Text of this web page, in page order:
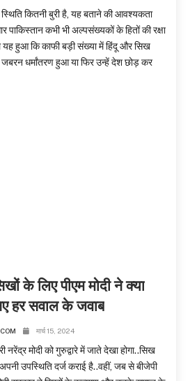
कितनी बुरी है, यह बताने की आवश्यकता
पाकिस्तान कभी भी अल्पसंख्यकों के हितों की रक्षा
यह हुआ कि काफी बड़ी संख्या में हिंदू और सिख
धर्मांतरण हुआ या फिर उन्हें देश छोड़ कर
के लिए पीएम मोदी ने क्या
हर सवाल के जवाब
मार्च 15, 2024
मोदी को गुरुद्वारे में जाते देखा होगा..सिख
उपस्थिति दर्ज कराई है..वहीं, जब से बीजेपी